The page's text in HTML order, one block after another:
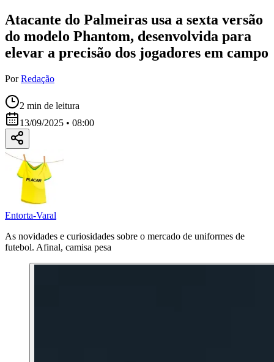
Atacante do Palmeiras usa a sexta versão
do modelo Phantom, desenvolvida para
elevar a precisão dos jogadores em campo
Por Redação
2 min de leitura
13/09/2025 • 08:00
Entorta-Varal
As novidades e curiosidades sobre o mercado de uniformes de
futebol. Afinal, camisa pesa